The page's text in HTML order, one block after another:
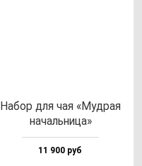
Набор для чая «Муд­рая
на­чаль­ни­ца»
11 900 руб